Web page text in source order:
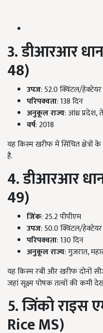
3. डीआरआर
48)
उपज: 52.0 क्विंटल/हेक्टेयर
परिपक्वता: 138 दिन
अनुकूल राज्य: आंध्र प्रदेश,
वर्ष: 2018
यह किस्म खरीफ में सिंचित क्षेत्रों
है.
4. डीआरआर
49)
जिंक: 25.2 पीपीएम
उपज: 50.0 क्विंटल/हेक्टेयर
परिपक्वता: 130 दिन
अनुकूल राज्य: गुजरात,
यह किस्म रबी और खरीफ दोनों
जहां सूक्ष्म पोषक तत्वों की कमी
5. जिंको राइस
Rice MS)